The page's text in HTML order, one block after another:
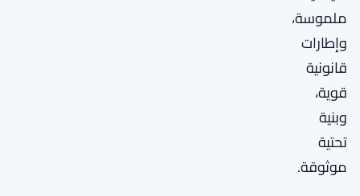
ملموسة،
وإطارات
قانونية
قوية،
وبنية
تحتية
موثوقة.